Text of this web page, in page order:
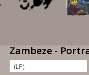
Zambeze -